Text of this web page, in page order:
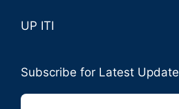
UP ITI
Subscribe for Latest Update